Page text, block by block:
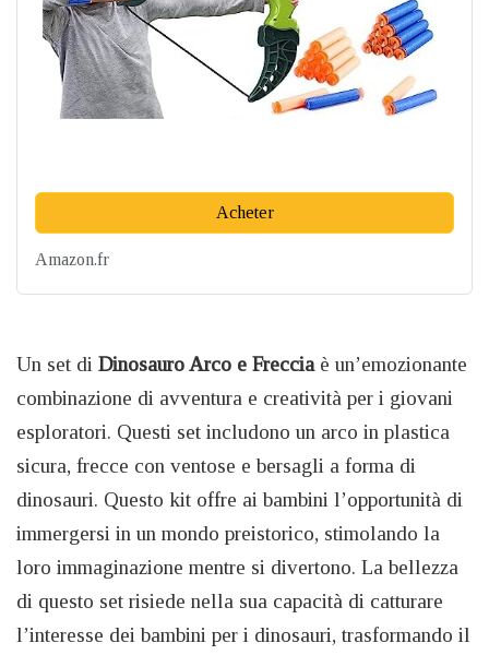
Acheter
Amazon.fr
Un set di Dinosauro Arco e Freccia è un’emozionante
combinazione di avventura e creatività per i giovani
esploratori. Questi set includono un arco in plastica
sicura, frecce con ventose e bersagli a forma di
dinosauri. Questo kit offre ai bambini l’opportunità di
immergersi in un mondo preistorico, stimolando la
loro immaginazione mentre si divertono. La bellezza
di questo set risiede nella sua capacità di catturare
l’interesse dei bambini per i dinosauri, trasformando il